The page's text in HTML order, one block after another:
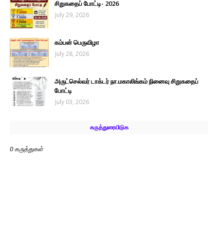
சிறுகதைப் போட்டி- 2026
July 29, 2026
கம்பன் பெருவிழா
July 28, 2026
அருட்செல்வர் டாக்டர் நா.மகாலிங்கம் நினைவு சிறுகதைப்
போட்டி
July 03, 2026
கருத்துரையிடுக
0 கருத்துகள்